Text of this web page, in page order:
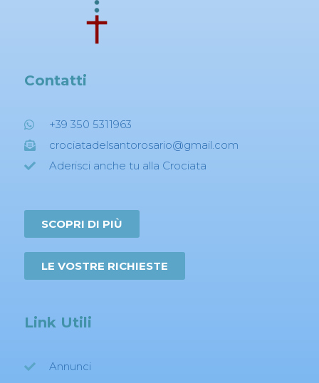
Contatti
+39 350 5311963
crociatadelsantorosario@gmail.com
Aderisci anche tu alla Crociata
SCOPRI DI PIÙ
LE VOSTRE RICHIESTE
Link Utili
Annunci